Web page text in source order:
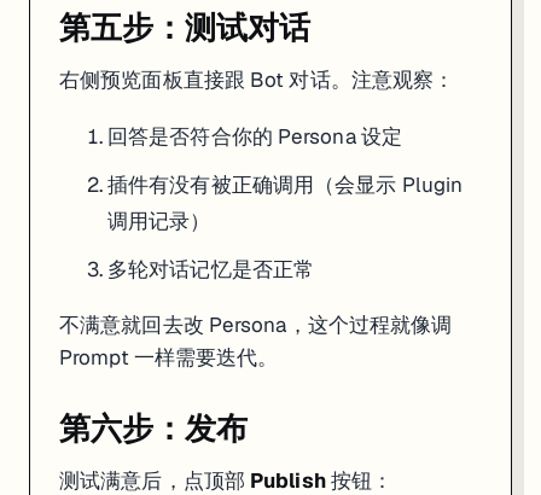
第五步：测试对话
右侧预览面板直接跟 Bot 对话。注意观察：
回答是否符合你的 Persona 设定
插件有没有被正确调用（会显示 Plugin
调用记录）
多轮对话记忆是否正常
不满意就回去改 Persona，这个过程就像调
Prompt 一样需要迭代。
第六步：发布
测试满意后，点顶部 Publish按钮：